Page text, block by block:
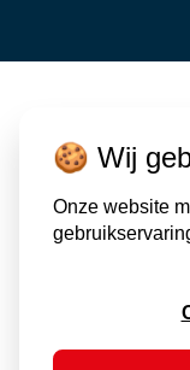
🍪 Wij
Onze website